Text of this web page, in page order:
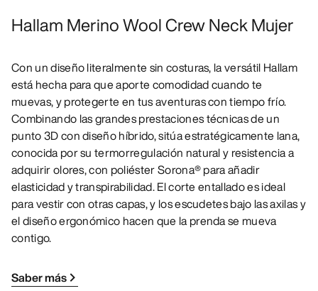
Hallam Merino Wool Crew Neck Mujer
Con un diseño literalmente sin costuras, la versátil Hallam
está hecha para que aporte comodidad cuando te
muevas, y protegerte en tus aventuras con tiempo frío.
Combinando las grandes prestaciones técnicas de un
punto 3D con diseño híbrido, sitúa estratégicamente lana,
conocida por su termorregulación natural y resistencia a
adquirir olores, con poliéster Sorona® para añadir
elasticidad y transpirabilidad. El corte entallado es ideal
para vestir con otras capas, y los escudetes bajo las axilas y
el diseño ergonómico hacen que la prenda se mueva
contigo.
Saber más